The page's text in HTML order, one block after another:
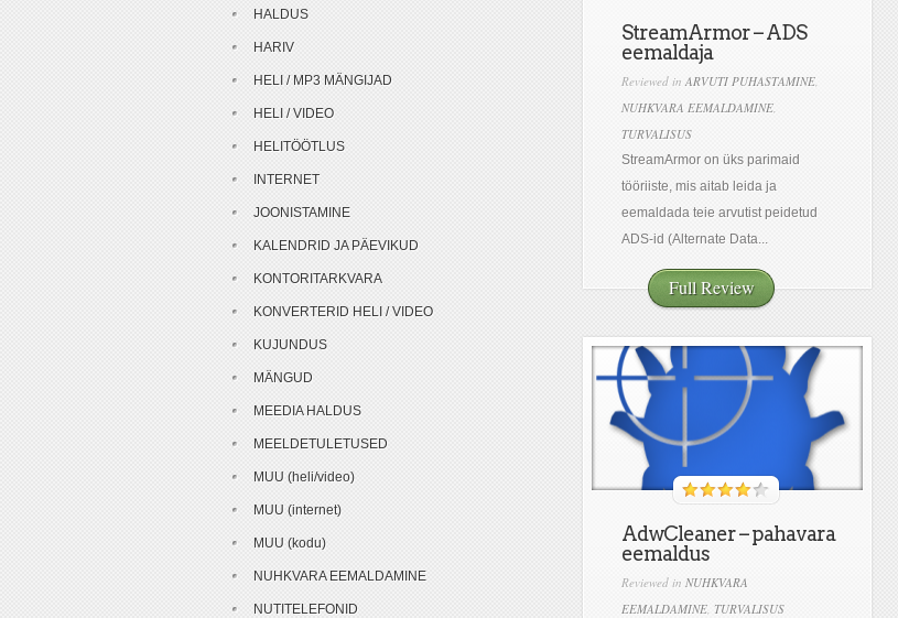
StreamArmor – ADS
eemaldaja
Reviewed in ARVUTI PUHASTAMINE,
NUHKVARA EEMALDAMINE,
TURVALISUS
StreamArmor on üks parimaid
tööriiste, mis aitab leida ja
eemaldada teie arvutist peidetud
ADS-id (Alternate Data...
Full Review
AdwCleaner – pahavara
eemaldus
Reviewed in NUHKVARA
EEMALDAMINE, TURVALISUS
HALDUS
HARIV
HELI / MP3 MÄNGIJAD
HELI / VIDEO
HELITÖÖTLUS
INTERNET
JOONISTAMINE
KALENDRID JA PÄEVIKUD
KONTORITARKVARA
KONVERTERID HELI / VIDEO
KUJUNDUS
MÄNGUD
MEEDIA HALDUS
MEELDETULETUSED
MUU (heli/video)
MUU (internet)
MUU (kodu)
NUHKVARA EEMALDAMINE
NUTITELEFONID